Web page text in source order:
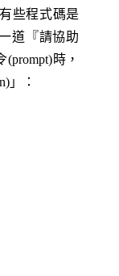
些程式碼是
道『請協助
時，
」：